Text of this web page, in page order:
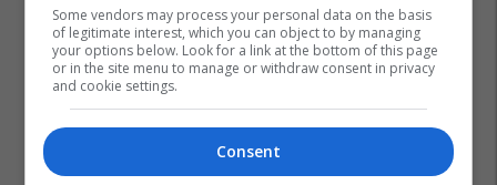
Some vendors may process your personal data on the basis
of legitimate interest, which you can object to by managing
your options below. Look for a link at the bottom of this page
or in the site menu to manage or withdraw consent in privacy
and cookie settings.
Consent